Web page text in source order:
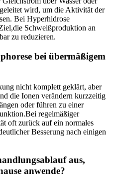
⁢wird, um​ die Aktivität der
Bei Hyperhidrose
Schweißproduktion an
zu⁢ reduzieren.
bei übermäßigem
nicht komplett⁣ geklärt, aber
die ⁤Ionen verändern kurzzeitig
oder führen‌ zu einer
regelmäßiger
oft zurück auf‌ ein⁢ normales
Besserung nach einigen
aus,
anwende?